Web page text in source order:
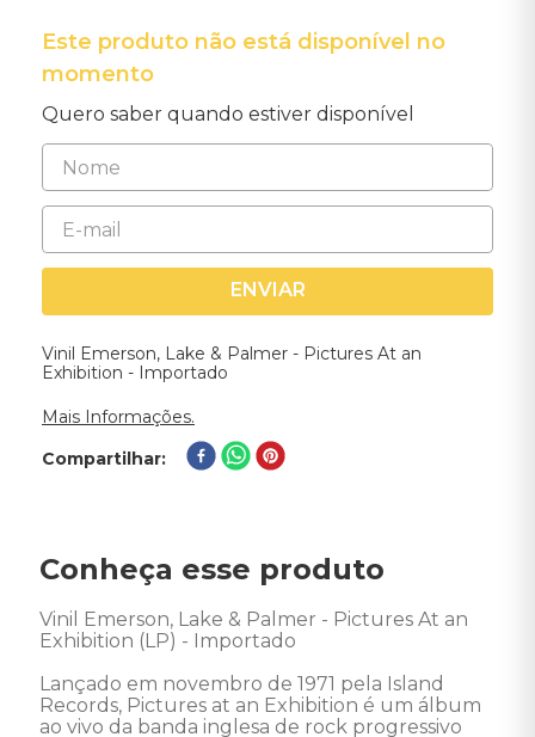
Este produto não está disponível no
momento
Quero saber quando estiver disponível
ENVIAR
Vinil Emerson, Lake & Palmer - Pictures At an
Exhibition - Importado
Mais Informações.
Compartilhar
Conheça esse produto
Vinil Emerson, Lake & Palmer - Pictures At an
Exhibition (LP) - Importado
Lançado em novembro de 1971 pela Island
Records, Pictures at an Exhibition é um álbum
ao vivo da banda inglesa de rock progressivo